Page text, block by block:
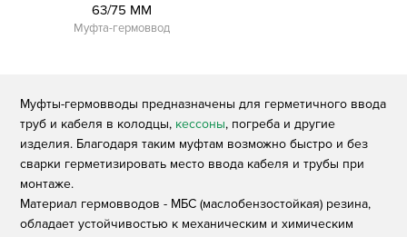
63/75 ММ
Муфта-гермоввод
Муфты-гермовводы предназначены для герметичного ввода
труб и кабеля в колодцы, кессоны, погреба и другие
изделия. Благодаря таким муфтам возможно быстро и без
сварки герметизировать место ввода кабеля и трубы при
монтаже.
Материал гермовводов - МБС (маслобензостойкая) резина,
обладает устойчивостью к механическим и химическим